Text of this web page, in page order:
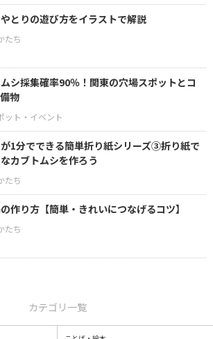
とりの遊び方をイラストで解説
シ採集確率90％！関東の穴場スポットとコ
物
1分でできる簡単折り紙シリーズ③折り紙で
カブトムシを作ろう
作り方【簡単・きれいにつなげるコツ】
カテゴリ一覧